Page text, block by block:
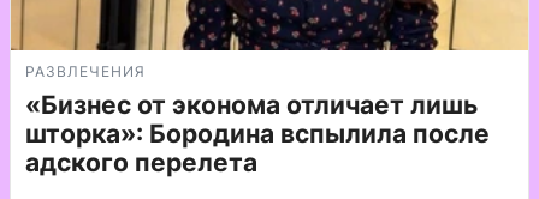
РАЗВЛЕЧЕНИЯ
«Бизнес от эконома отличает лишь
шторка»: Бородина вспылила после
адского перелета